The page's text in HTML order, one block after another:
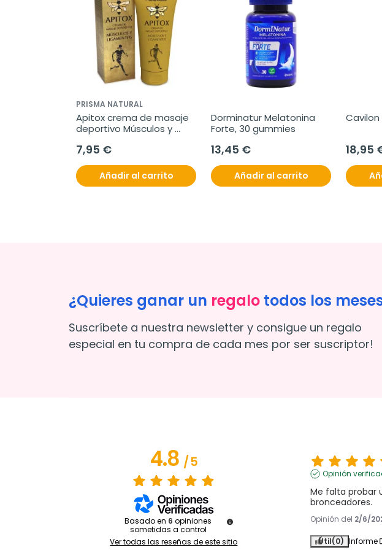
PRISMA NATURAL
Apitox crema de masaje
deportivo Músculos y
7,95 €
Añadir al carrito
Dorminatur Melatonina
Forte, 30 gummies
13,45 €
Añadir al carrito
Cavilon
18,95
¿Quieres ganar un regalo todos los
Suscríbete a nuestra newsletter y consigue un regalo
especial en tu compra de cada mes por ser suscriptor!
4.8/5
Basado en 6 opiniones
sometidas a control
Ver todas las reseñas de este sitio
Opinión
Me falta probar
bronceadores.
Opinión del 2/6/
Útil(0) Informe